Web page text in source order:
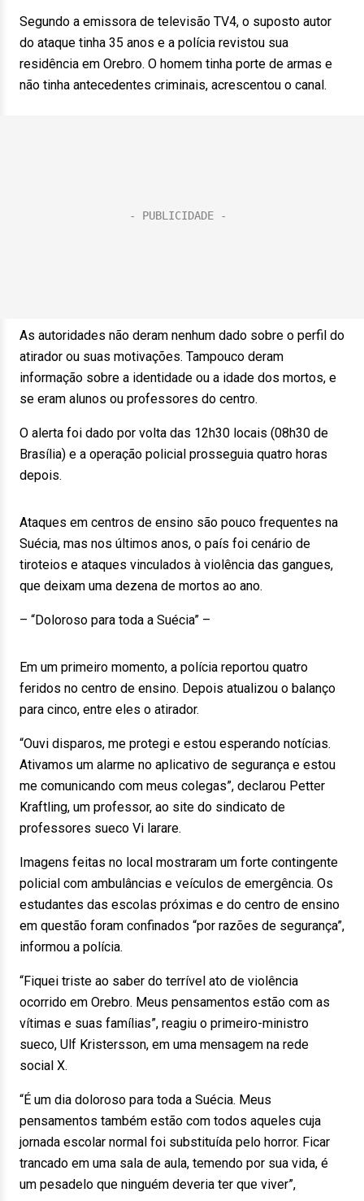
Segundo a emissora de televisão TV4, o suposto autor
do ataque tinha 35 anos e a polícia revistou sua
residência em Orebro. O homem tinha porte de armas e
não tinha antecedentes criminais, acrescentou o canal.
As autoridades não deram nenhum dado sobre o perfil do
atirador ou suas motivações. Tampouco deram
informação sobre a identidade ou a idade dos mortos, e
se eram alunos ou professores do centro.
O alerta foi dado por volta das 12h30 locais (08h30 de
Brasília) e a operação policial prosseguia quatro horas
depois.
Ataques em centros de ensino são pouco frequentes na
Suécia, mas nos últimos anos, o país foi cenário de
tiroteios e ataques vinculados à violência das gangues,
que deixam uma dezena de mortos ao ano.
– “Doloroso para toda a Suécia” –
Em um primeiro momento, a polícia reportou quatro
feridos no centro de ensino. Depois atualizou o balanço
para cinco, entre eles o atirador.
“Ouvi disparos, me protegi e estou esperando notícias.
Ativamos um alarme no aplicativo de segurança e estou
me comunicando com meus colegas”, declarou Petter
Kraftling, um professor, ao site do sindicato de
professores sueco Vi larare.
Imagens feitas no local mostraram um forte contingente
policial com ambulâncias e veículos de emergência. Os
estudantes das escolas próximas e do centro de ensino
em questão foram confinados “por razões de segurança”,
informou a polícia.
“Fiquei triste ao saber do terrível ato de violência
ocorrido em Orebro. Meus pensamentos estão com as
vítimas e suas famílias”, reagiu o primeiro-ministro
sueco, Ulf Kristersson, em uma mensagem na rede
social X.
“É um dia doloroso para toda a Suécia. Meus
pensamentos também estão com todos aqueles cuja
jornada escolar normal foi substituída pelo horror. Ficar
trancado em uma sala de aula, temendo por sua vida, é
um pesadelo que ninguém deveria ter que viver”,